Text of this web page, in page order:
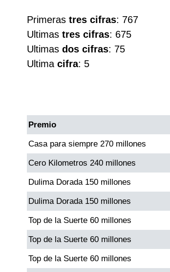
Astro Luna
Cafeterito Tarde
Caribeña Noche
Chontico Día
Chontico Noche
Culona día
Culona noche
Primeras tres cifras: 767
Ultimas tres cifras: 675
Ultimas dos cifras: 75
Ultima cifra: 5
Premio
Casa para siempre 270 millones
Cero Kilometros 240 millones
Dulima Dorada 150 millones
Dulima Dorada 150 millones
Top de la Suerte 60 millones
Top de la Suerte 60 millones
Top de la Suerte 60 millones